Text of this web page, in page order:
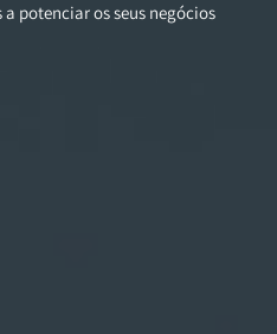
potenciar os seus negócios